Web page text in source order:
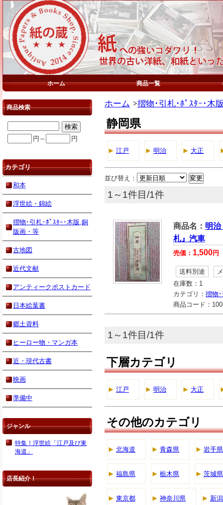
ホーム 商品一覧
ホーム 摺物･引札･ﾎﾟｽﾀｰ･木
静岡県
江戸 明治 大正
並び替え：
1～1件目/1件
商品名： 明治
札』汽車
売価： 1,500円
送料別途
在庫数： 1
カテゴリ： 摺物
商品コード：
1～1件目/1件
下層カテゴリ
江戸 明治 大正
その他のカテゴリ
北海道 青森県 岩手県
福島県 栃木県 茨城県
東京都 神奈川県 新
商品検索
円～ 円
カテゴリ
和本
浮世絵・錦絵
摺物･引札･ﾎﾟｽﾀｰ･木版,銅
版画・等
古地図
近代文献
アンティークポストカード
日本絵葉書
郷土資料
ヒーロー物・マンガ本
近・現代古書
映画
準備中
ジャンル
特集！浮世絵「江戸及び東
海道」
店長紹介！